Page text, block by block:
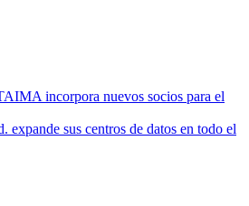
incorpora nuevos socios para el
expande sus centros de datos en todo el